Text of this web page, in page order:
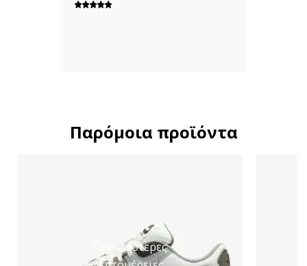
Παρόμοια προϊόντα
Περισσότερες